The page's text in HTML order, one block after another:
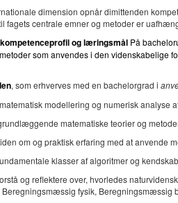
dimension opnår dimittenden
fagets centrale emner og metoder er
og læringsmål På
som anvendes i den videnskabelige
, som erhverves med en bachelorgrad i
modellering og numerisk analyse
matematiske teorier og
om og praktisk erfaring med at anvende
klasser af algoritmer og
og reflektere over, hvorledes
Beregningsmæssig fysik, Beregningsmæssig